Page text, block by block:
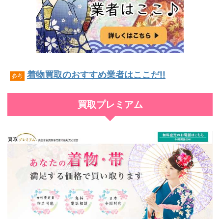
参考 着物買取のおすすめ業者はここだ!!
買取プレミアム